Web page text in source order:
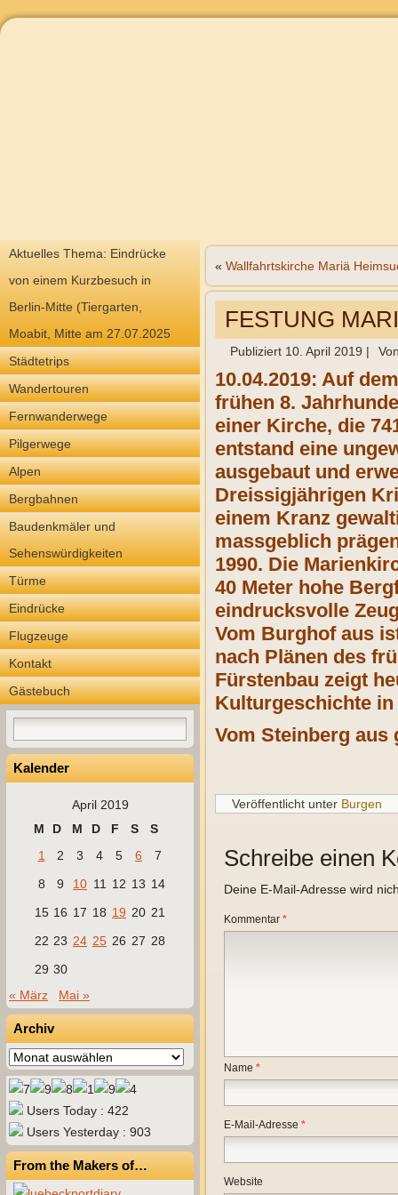
Aktuelles Thema: Eindrücke
von einem Kurzbesuch in
Berlin-Mitte (Tiergarten,
Moabit, Mitte am 27.07.2025
Städtetrips
Wandertouren
Fernwanderwege
Pilgerwege
Alpen
Bergbahnen
Baudenkmäler und
Sehenswürdigkeiten
Türme
Eindrücke
Flugzeuge
Kontakt
Gästebuch
Kalender
April 2019
M
D M D F S
S
1
2 3 4 5 6
7
8
9 10 11 12 13 14
15 16 17 18 19 20 21
22 23 24 25 26 27 28
29 30
« März
Mai »
Archiv
Archiv
Users Today : 422
Users Yesterday : 903
From the Makers of…
« Wallfahrtskirche Mariä
FESTUNG
Publiziert 10. April 2019 |
10.04.2019: Auf
frühen 8.
einer Kirche, die
entstand eine
ausgebaut und
Dreissigjährigen
einem Kranz
massgeblich
1990. Die
40 Meter hohe
eindrucksvolle
Vom Burghof aus
nach Plänen des
Fürstenbau zeigt
Kulturgeschichte
Vom Steinberg aus
Veröffentlicht unter Burgen
Schreibe einen
Deine E-Mail-Adresse wird
Kommentar *
Name *
E-Mail-Adresse *
Website